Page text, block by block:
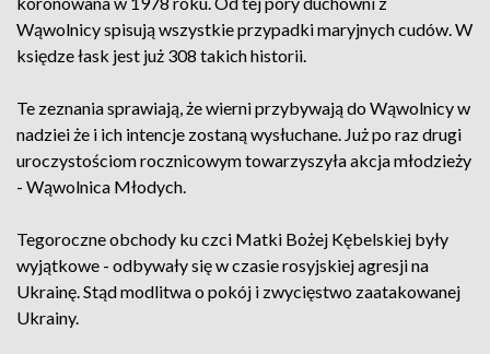
Wąwolnicy spisują wszystkie przypadki maryjnych cudów. W
księdze łask jest już 308 takich historii.
Te zeznania sprawiają, że wierni przybywają do Wąwolnicy w
nadziei że i ich intencje zostaną wysłuchane. Już po raz drugi
uroczystościom rocznicowym towarzyszyła akcja młodzieży
- Wąwolnica Młodych.
Tegoroczne obchody ku czci Matki Bożej Kębelskiej były
wyjątkowe - odbywały się w czasie rosyjskiej agresji na
Ukrainę. Stąd modlitwa o pokój i zwycięstwo zaatakowanej
Ukrainy.